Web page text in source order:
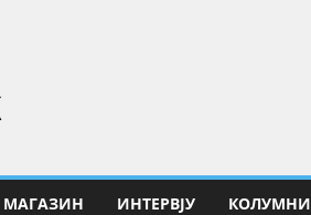
МАГАЗИН ИНТЕРВЈУ КОЛУМНИ